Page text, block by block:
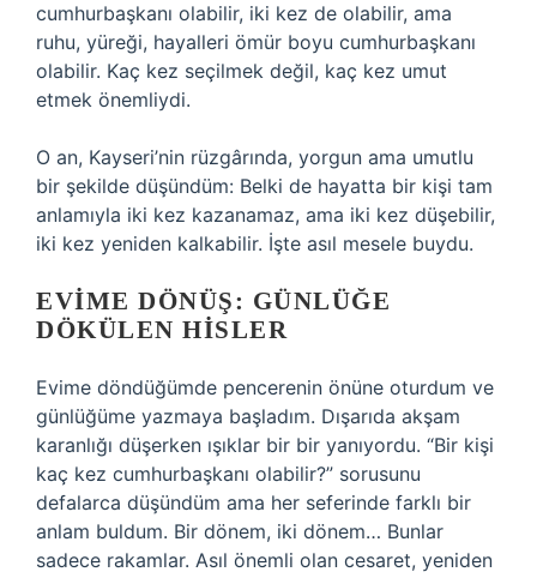
cumhurbaşkanı olabilir, iki kez de olabilir, ama
ruhu, yüreği, hayalleri ömür boyu cumhurbaşkanı
olabilir. Kaç kez seçilmek değil, kaç kez umut
etmek önemliydi.
O an, Kayseri’nin rüzgârında, yorgun ama umutlu
bir şekilde düşündüm: Belki de hayatta bir kişi tam
anlamıyla iki kez kazanamaz, ama iki kez düşebilir,
iki kez yeniden kalkabilir. İşte asıl mesele buydu.
EVIME DÖNÜŞ: GÜNLÜĞE
DÖKÜLEN HISLER
Evime döndüğümde pencerenin önüne oturdum ve
günlüğüme yazmaya başladım. Dışarıda akşam
karanlığı düşerken ışıklar bir bir yanıyordu. “Bir kişi
kaç kez cumhurbaşkanı olabilir?” sorusunu
defalarca düşündüm ama her seferinde farklı bir
anlam buldum. Bir dönem, iki dönem… Bunlar
sadece rakamlar. Asıl önemli olan cesaret, yeniden